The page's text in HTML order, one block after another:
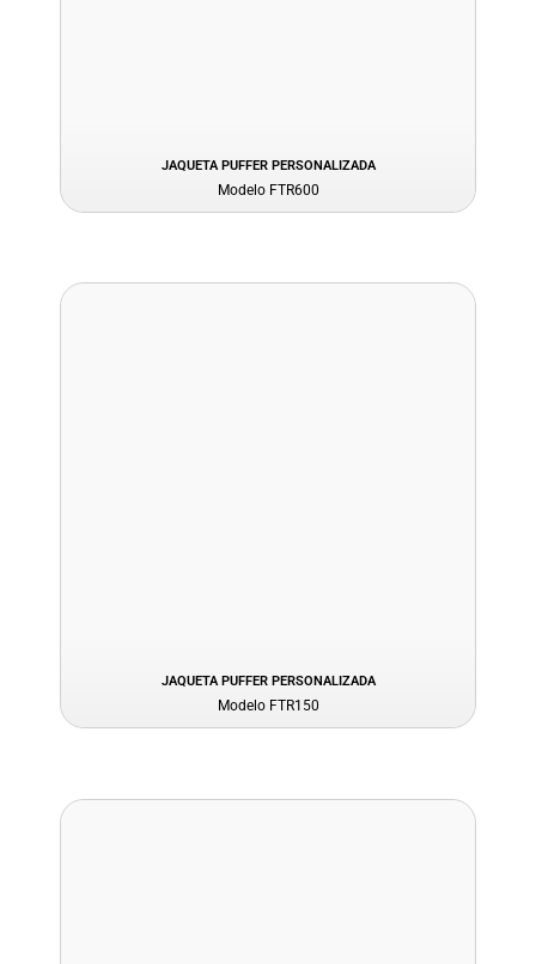
JAQUETA PUFFER PERSONALIZADA
Modelo FTR600
JAQUETA PUFFER PERSONALIZADA
Modelo FTR150